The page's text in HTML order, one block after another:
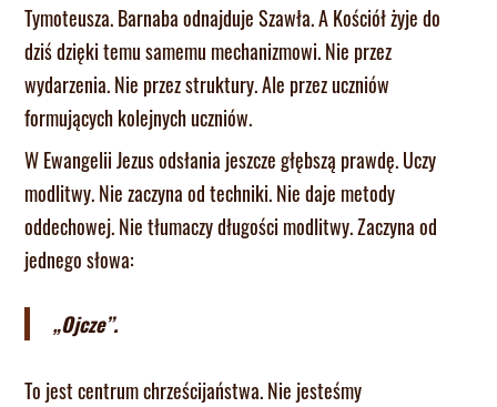
Tymoteusza. Barnaba odnajduje Szawła. A Kościół żyje do
dziś dzięki temu samemu mechanizmowi. Nie przez
wydarzenia. Nie przez struktury. Ale przez uczniów
formujących kolejnych uczniów.
W Ewangelii Jezus odsłania jeszcze głębszą prawdę. Uczy
modlitwy. Nie zaczyna od techniki. Nie daje metody
oddechowej. Nie tłumaczy długości modlitwy. Zaczyna od
jednego słowa:
„Ojcze”.
To jest centrum chrześcijaństwa. Nie jesteśmy